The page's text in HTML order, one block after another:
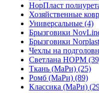
НорПласт
Хозяйственные
Универсальные (4)
Брызговики
Брызговики
Чехлы на
Светлана НОРМ
Ткань (МаРи) (25)
Ромб (МаРи) (89)
Классика (МаРи)